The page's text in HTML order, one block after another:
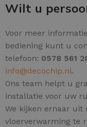
Wilt u
Voor meer
bediening kunt u
telefoon: 0578 561
info@decochip.nl.
Ons team helpt u
installatie voor uw
We kijken ernaar
vloerverwarming te